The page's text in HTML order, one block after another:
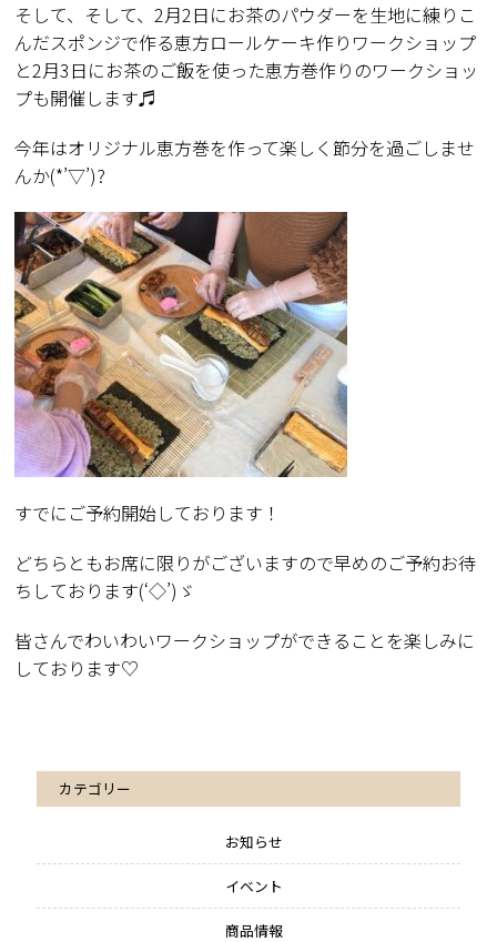
そして、そして、2月2日にお茶のパウダーを生地に練りこ
んだスポンジで作る恵方ロールケーキ作りワークショップ
と2月3日にお茶のご飯を使った恵方巻作りのワークショッ
プも開催します♬
今年はオリジナル恵方巻を作って楽しく節分を過ごしませ
んか(*’▽’)?
すでにご予約開始しております！
どちらともお席に限りがございますので早めのご予約お待
ちしております(‘◇’)ゞ
皆さんでわいわいワークショップができることを楽しみに
しております♡
カテゴリー
お知らせ
イベント
商品情報